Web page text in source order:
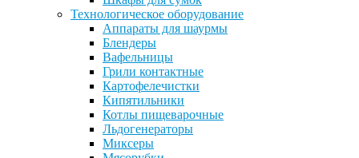
Технологическое оборудование
Аппараты для шаурмы
Блендеры
Вафельницы
Грили контактные
Картофелечистки
Кипятильники
Котлы пищеварочные
Льдогенераторы
Миксеры